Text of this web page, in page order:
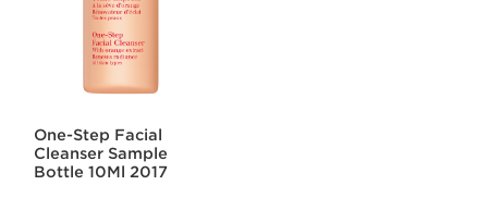
One-Step Facial
Cleanser Sample
Bottle 10Ml 2017